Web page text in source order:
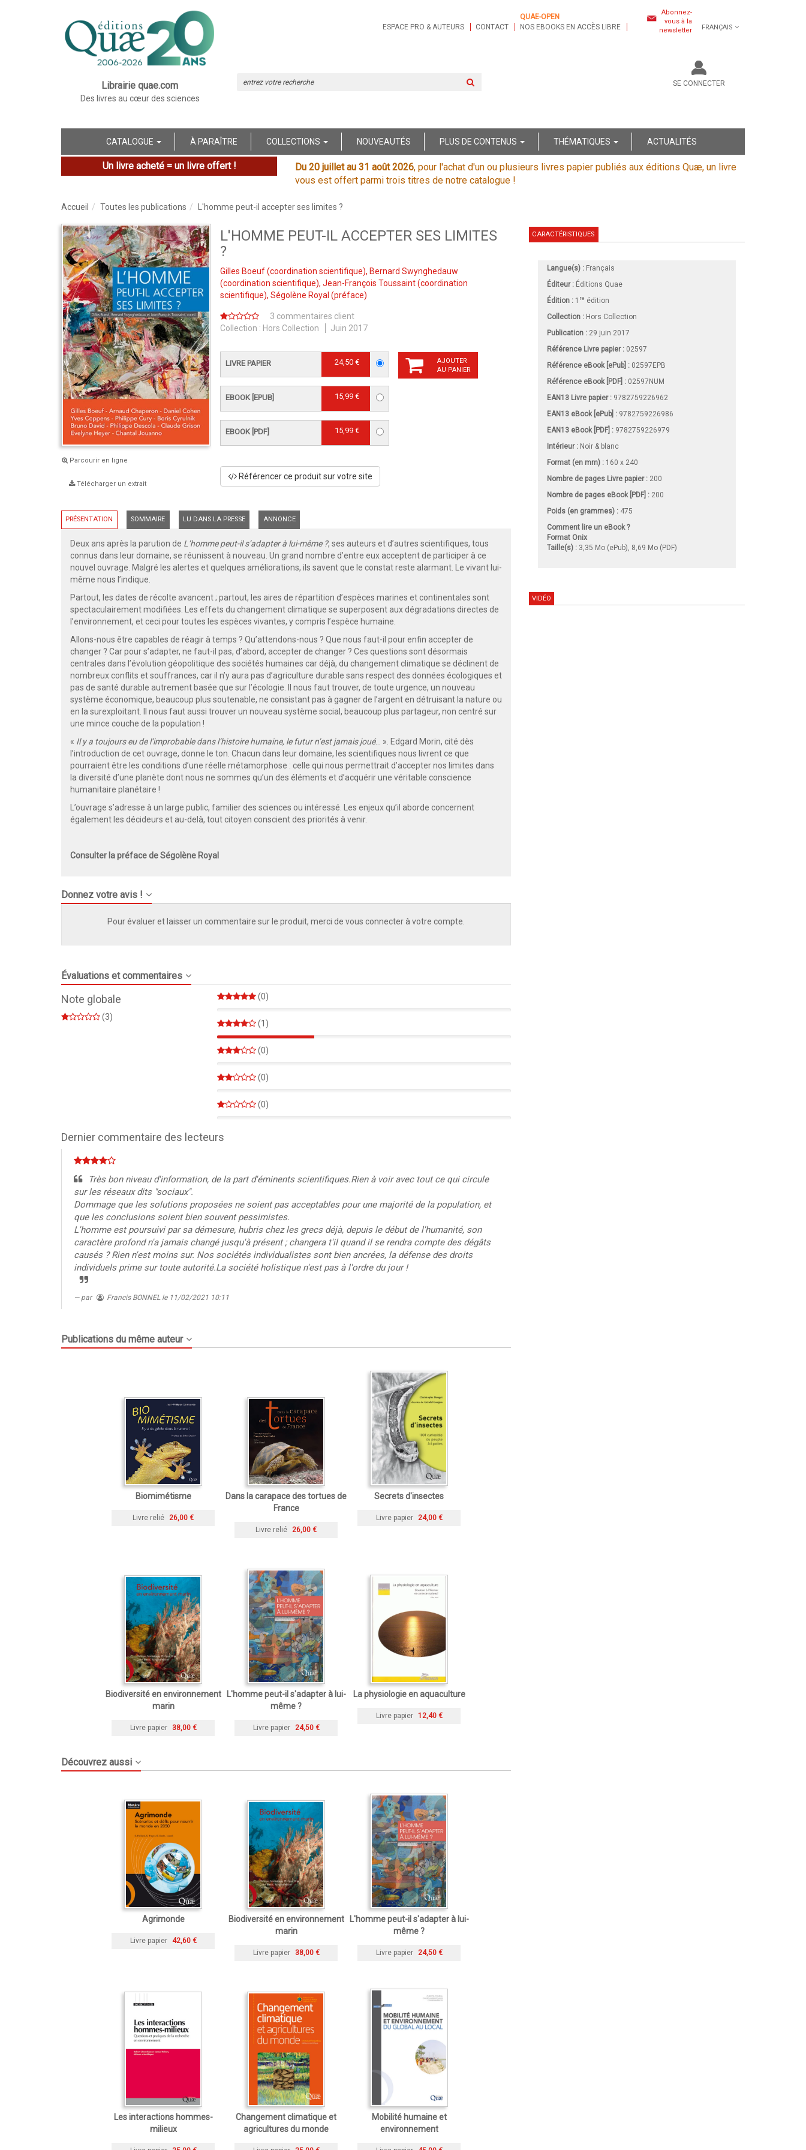
Librairie quae.com
Des livres au cœur des sciences
ESPACE PRO & AUTEURS CONTACT
QUAE-OPEN
NOS EBOOKS EN ACCÈS LIBRE
Abonnez-
vous à la
newsletter
FRANÇAIS
SE CONNECTER
CATALOGUE À PARAÎTRE COLLECTIONS NOUVEAUTÉS PLUS DE CONTENUS THÉMATIQUES ACTUALITÉS
Un livre acheté = un livre offert ! Du 20 juillet au 31 août 2026, pour l'achat d'un ou plusieurs livres papier publiés aux éditions Quæ, un livre
vous est offert parmi trois titres de notre catalogue !
Accueil Toutes les publications L'homme peut-il accepter ses limites ?
Parcourir en ligne
Télécharger un extrait
L'HOMME PEUT-IL ACCEPTER SES LIMITES
?
Gilles Boeuf(coordination scientifique), Bernard Swynghedauw
(coordination scientifique), Jean-François Toussaint(coordination
scientifique), Ségolène Royal (préface)
3 commentaires client
Collection : Hors Collection Juin 2017
LIVRE PAPIER 24,50 €
EBOOK [EPUB] 15,99 €
EBOOK [PDF] 15,99 €
AJOUTER
AU PANIER
Référencer ce produit sur votre site
PRÉSENTATION SOMMAIRE LU DANS LA PRESSE ANNONCE
Deux ans après la parution de L’homme peut-il s’adapter à lui-même ?, ses auteurs et d’autres scientifiques, tous
connus dans leur domaine, se réunissent à nouveau. Un grand nombre d’entre eux acceptent de participer à ce
nouvel ouvrage. Malgré les alertes et quelques améliorations, ils savent que le constat reste alarmant. Le vivant lui-
même nous l’indique.
Partout, les dates de récolte avancent ; partout, les aires de répartition d’espèces marines et continentales sont
spectaculairement modifiées. Les effets du changement climatique se superposent aux dégradations directes de
l’environnement, et ceci pour toutes les espèces vivantes, y compris l’espèce humaine.
Allons-nous être capables de réagir à temps ? Qu’attendons-nous ? Que nous faut-il pour enfin accepter de
changer ? Car pour s’adapter, ne faut-il pas, d’abord, accepter de changer ? Ces questions sont désormais
centrales dans l’évolution géopolitique des sociétés humaines car déjà, du changement climatique se déclinent de
nombreux conflits et souffrances, car il n’y aura pas d’agriculture durable sans respect des données écologiques et
pas de santé durable autrement basée que sur l’écologie. Il nous faut trouver, de toute urgence, un nouveau
système économique, beaucoup plus soutenable, ne consistant pas à gagner de l’argent en détruisant la nature ou
en la surexploitant. Il nous faut aussi trouver un nouveau système social, beaucoup plus partageur, non centré sur
une mince couche de la population !
« Il y a toujours eu de l’improbable dans l’histoire humaine, le futur n’est jamais joué… ». Edgard Morin, cité dès
l’introduction de cet ouvrage, donne le ton. Chacun dans leur domaine, les scientifiques nous livrent ce que
pourraient être les conditions d’une réelle métamorphose : celle qui nous permettrait d’accepter nos limites dans
la diversité d’une planète dont nous ne sommes qu’un des éléments et d’acquérir une véritable conscience
humanitaire planétaire !
L’ouvrage s’adresse à un large public, familier des sciences ou intéressé. Les enjeux qu’il aborde concernent
également les décideurs et au-delà, tout citoyen conscient des priorités à venir.
Consulter la préface de Ségolène Royal
Donnez votre avis !
Pour évaluer et laisser un commentaire sur le produit, merci de vous connecter à votre compte.
Évaluations et commentaires
Note globale
(3)
(0)
(1)
33%
(0)
(0)
(0)
Dernier commentaire des lecteurs
Très bon niveau d'information, de la part d'éminents scientifiques.Rien à voir avec tout ce qui circule
sur les réseaux dits "sociaux".
Dommage que les solutions proposées ne soient pas acceptables pour une majorité de la population, et
que les conclusions soient bien souvent pessimistes.
L'homme est poursuivi par sa démesure, hubris chez les grecs déjà, depuis le début de l'humanité, son
caractère profond n'a jamais changé jusqu'à présent ; changera t'il quand il se rendra compte des dégâts
causés ? Rien n'est moins sur. Nos sociétés individualistes sont bien ancrées, la défense des droits
individuels prime sur toute autorité.La société holistique n'est pas à l'ordre du jour !
par Francis BONNEL le 11/02/2021 10:11
Publications du même auteur
Biomimétisme
Livre relié 26,00 €
Dans la carapace des tortues de
France
Livre relié 26,00 €
Secrets d'insectes
Livre papier 24,00 €
Biodiversité en environnement
marin
Livre papier 38,00 €
L'homme peut-il s'adapter à lui-
même ?
Livre papier 24,50 €
La physiologie en aquaculture
Livre papier 12,40 €
Découvrez aussi
Agrimonde
Livre papier 42,60 €
Biodiversité en environnement
marin
Livre papier 38,00 €
L'homme peut-il s'adapter à lui-
même ?
Livre papier 24,50 €
Les interactions hommes-
milieux
Changement climatique et
agricultures du monde
Mobilité humaine et
environnement
CARACTÉRISTIQUES
Langue(s) : Français
Éditeur : Éditions Quae
Édition : 1 re édition
Collection : Hors Collection
Publication : 29 juin 2017
Référence Livre papier : 02597
Référence eBook [ePub] : 02597EPB
Référence eBook [PDF] : 02597NUM
EAN13 Livre papier : 9782759226962
EAN13 eBook [ePub] : 9782759226986
EAN13 eBook [PDF] : 9782759226979
Intérieur : Noir & blanc
Format (en mm) : 160 x 240
Nombre de pages Livre papier: 200
Nombre de pages eBook [PDF] : 200
Poids (en grammes) : 475
Comment lire un eBook ?
Format Onix
Taille(s) : 3,35 Mo (ePub), 8,69 Mo (PDF)
VIDÉO